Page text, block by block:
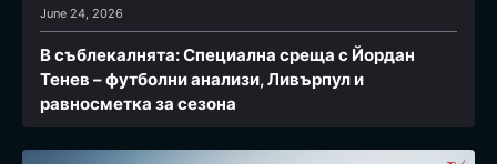
June 24, 2026
В съблекалнята: Специална среща с Йордан
Тенев – футболни анализи, Ливърпул и
равносметка за сезона